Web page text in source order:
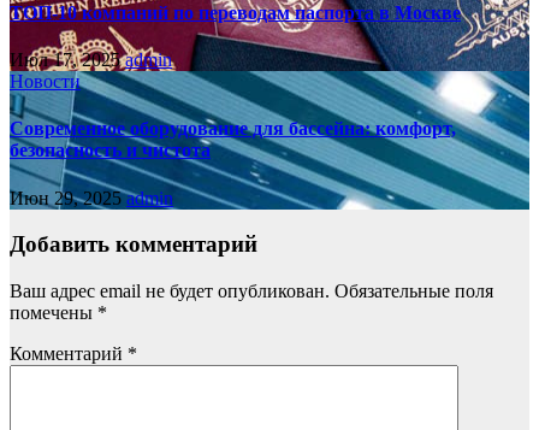
ТОП-10 компаний по переводам паспорта в Москве
Июл 17, 2025admin
Новости
Современное оборудование для бассейна: комфорт,
безопасность и чистота
Июн 29, 2025admin
Добавить комментарий
Ваш адрес email не будет опубликован. Обязательные поля
помечены *
Комментарий *